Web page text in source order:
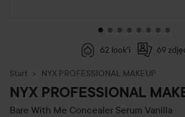
62 look'i 69
Start NYX PROFESSIONAL MAKEUP
NYX PROFESSIONAL
Bare With Me Concealer Serum Vanilla